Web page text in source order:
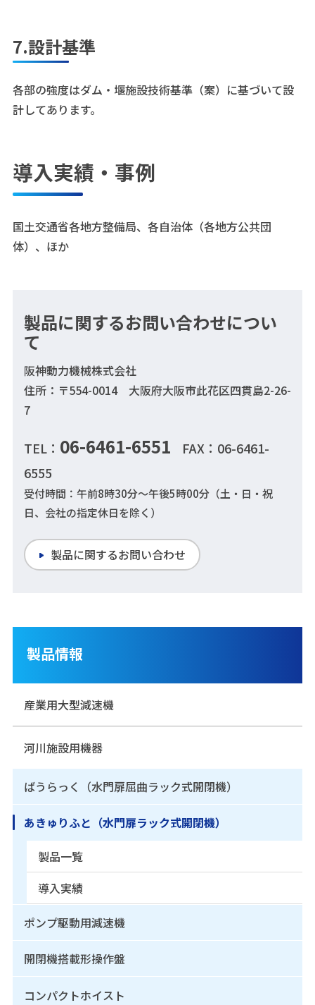
7.設計基準
各部の強度はダム・堰施設技術基準（案）に基づいて設
計してあります。
導入実績・事例
国土交通省各地方整備局、各自治体（各地方公共団
体）、ほか
製品に関するお問い合わせについ
て
阪神動力機械株式会社
住所：〒554-0014 大阪府大阪市此花区四貫島2-26-
7
TEL： 06-6461-6551
FAX：06-6461-
6555
受付時間：午前8時30分～午後5時00分（土・日・祝
日、会社の指定休日を除く）
製品に関するお問い合わせ
製品情報
産業用大型減速機
河川施設用機器
ばうらっく（水門扉屈曲ラック式開閉機）
あきゅりふと（水門扉ラック式開閉機）
製品一覧
導入実績
ポンプ駆動用減速機
開閉機搭載形操作盤
コンパクトホイスト